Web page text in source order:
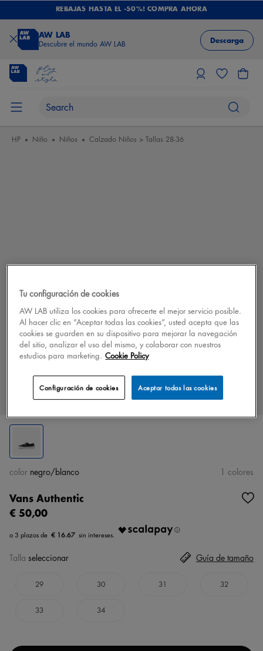
REBAJAS HASTA EL -50%! COMPRA AHORA
AW LAB
Descubre el mundo AW LAB Descarga
HP Niño Niños Calzado Niños > Tallas 28-36
Vans Authentic
€ 50,00
€ 16.67
color negro/blanco 1 colores
Talla seleccionar
29 30 31 32
33 34
Guía de tamaño
Tu configuración de cookies
AW LAB utiliza los cookies para ofrecerte el mejor servicio posible.
Al hacer clic en “Aceptar todas las cookies”, usted acepta que las
cookies se guarden en su dispositivo para mejorar la navegación
del sitio, analizar el uso del mismo, y colaborar con nuestros
estudios para marketing. Cookie Policy
Aceptar todas las cookies
Configuración de cookies